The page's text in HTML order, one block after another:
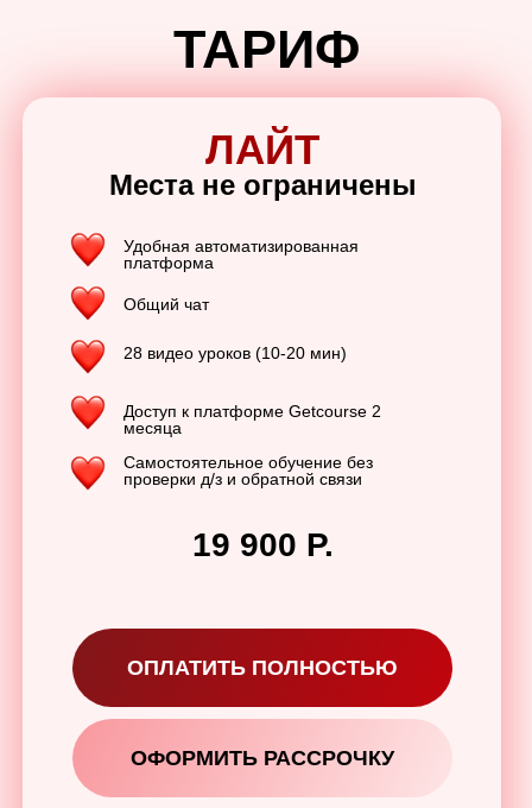
ТАРИФ
28 видео уроков (10-20 мин)
Общий чат
ЛАЙТ
19 900 Р.
Места не ограничены
Доступ к платформе Getcourse 2
месяца
ОПЛАТИТЬ ПОЛНОСТЬЮ
Самостоятельное обучение без
проверки д/з и обратной связи
Удобная автоматизированная
платформа
ОФОРМИТЬ РАССРОЧКУ
Результаты учеников До и После